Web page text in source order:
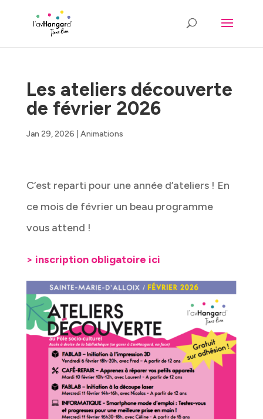
Les ateliers découverte
de février 2026
Jan 29, 2026 Animations
C’est reparti pour une année d’ateliers ! En
ce mois de février un beau programme
vous attend !
> inscription obligatoire ici